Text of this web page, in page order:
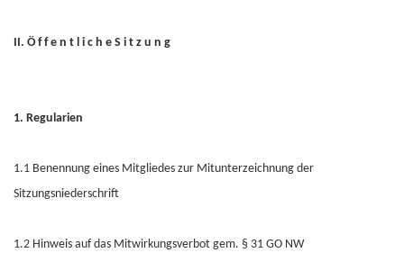
II. Ö f f e n t l i c h e S i t z u n g
1. Regularien
1.1 Benennung eines Mitgliedes zur Mitunterzeichnung der
Sitzungsniederschrift
1.2 Hinweis auf das Mitwirkungsverbot gem. § 31 GO NW